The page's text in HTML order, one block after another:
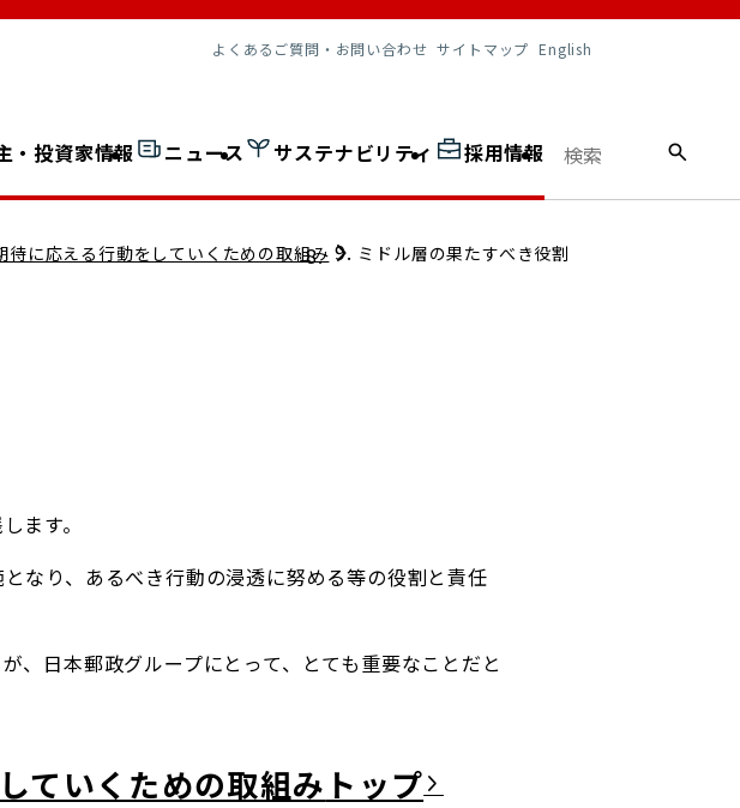
よくあるご質問・お問い合わせ サイトマップ English
陸上部
・投資家情報
せ IRメール配信
ディスクロージャーポリシー／適時開示体制
ニュース サステナビリティ 採用情報
に応える行動をしていくための取組み ミドル層の果たすべき役割
ます。
なり、あるべき行動の浸透に努める等の役割と責任
、日本郵政グループにとって、とても重要なことだと
ていくための取組み